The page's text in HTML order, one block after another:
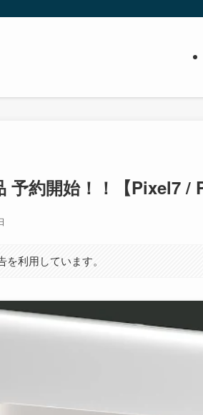
予約開始！！【Pixel7 /
利用しています。